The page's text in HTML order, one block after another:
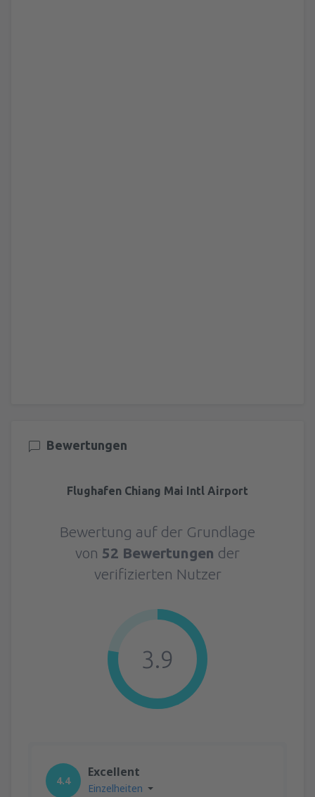
Bewertungen
Flughafen Chiang Mai Intl Airport
Bewertung auf der Grundlage
von 52 Bewertungen der
verifizierten Nutzer
3.9
4.4
Excellent
Einzelheiten